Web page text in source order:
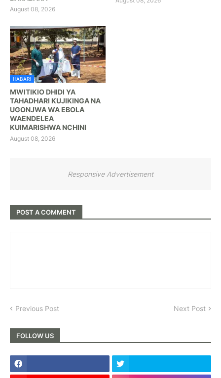
August 08, 2026
HABARI
MWITIKIO DHIDI YA
TAHADHARI KUJIKINGA NA
UGONJWA WA EBOLA
WAENDELEA
KUIMARISHWA NCHINI
August 08, 2026
Responsive Advertisement
POST A COMMENT
Previous Post Next Post
FOLLOW US